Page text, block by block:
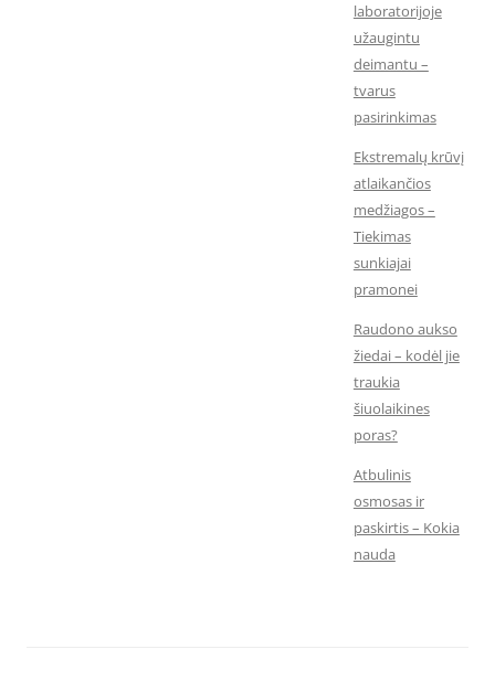
laboratorijoje
užaugintu
deimantu –
tvarus
pasirinkimas
Ekstremalų krūvį
atlaikančios
medžiagos –
Tiekimas
sunkiajai
pramonei
Raudono aukso
žiedai – kodėl jie
traukia
šiuolaikines
poras?
Atbulinis
osmosas ir
paskirtis – Kokia
nauda